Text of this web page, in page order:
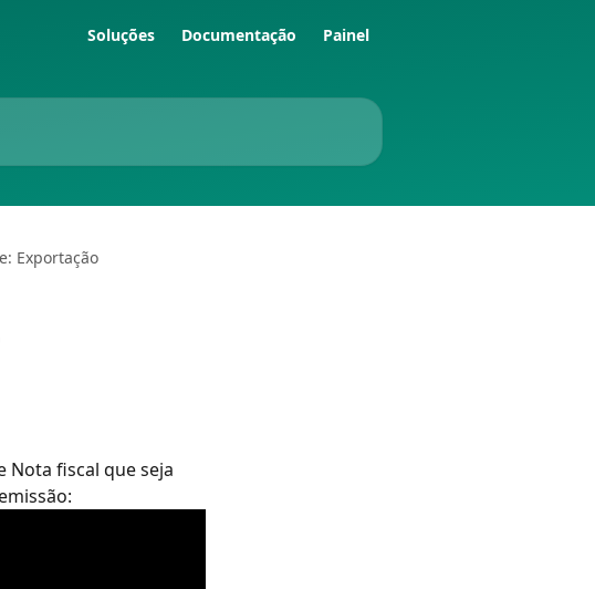
Soluções Documentação Painel
Exportação
Nota fiscal que seja